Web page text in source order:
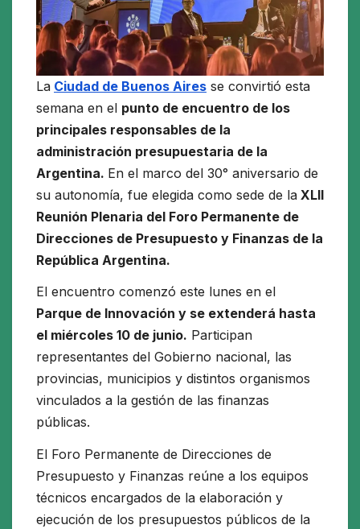
La Ciudad de Buenos Aires se convirtió esta
semana en el punto de encuentro de los
principales responsables de la
administración presupuestaria de la
Argentina. En el marco del 30° aniversario de
su autonomía, fue elegida como sede de la XLII
Reunión Plenaria del Foro Permanente de
Direcciones de Presupuesto y Finanzas de la
República Argentina.
El encuentro comenzó este lunes en el
Parque de Innovación y se extenderá hasta
el miércoles 10 de junio. Participan
representantes del Gobierno nacional, las
provincias, municipios y distintos organismos
vinculados a la gestión de las finanzas
públicas.
El Foro Permanente de Direcciones de
Presupuesto y Finanzas reúne a los equipos
técnicos encargados de la elaboración y
ejecución de los presupuestos públicos de la